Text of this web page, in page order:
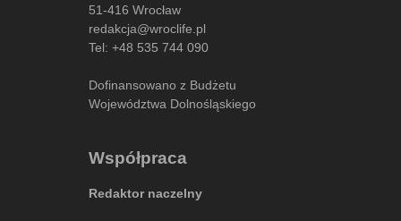
51-416 Wrocław
redakcja@wroclife.pl
Tel: +48 535 744 090
Dofinansowano z Budżetu
Województwa Dolnośląskiego
Współpraca
Redaktor naczelny